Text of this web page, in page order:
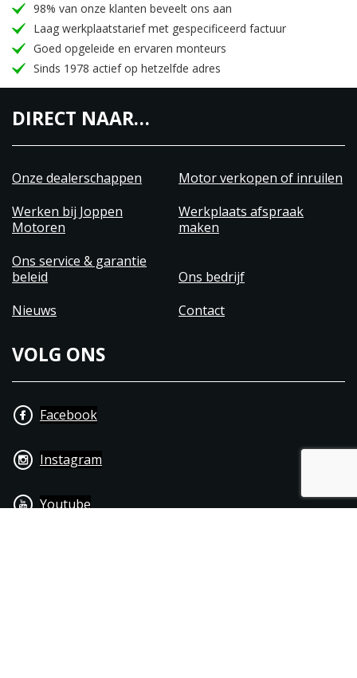
98% van onze klanten beveelt ons aan
Laag werkplaatstarief met gespecificeerd factuur
Goed opgeleide en ervaren monteurs
Sinds 1978 actief op hetzelfde adres
DIRECT NAAR…
Onze dealerschappen
Motor verkopen of inruilen
Werken bij Joppen
Motoren
Werkplaats afspraak
maken
Ons service & garantie
beleid
Ons bedrijf
Nieuws
Contact
VOLG ONS
Facebook
Instagram
Youtube